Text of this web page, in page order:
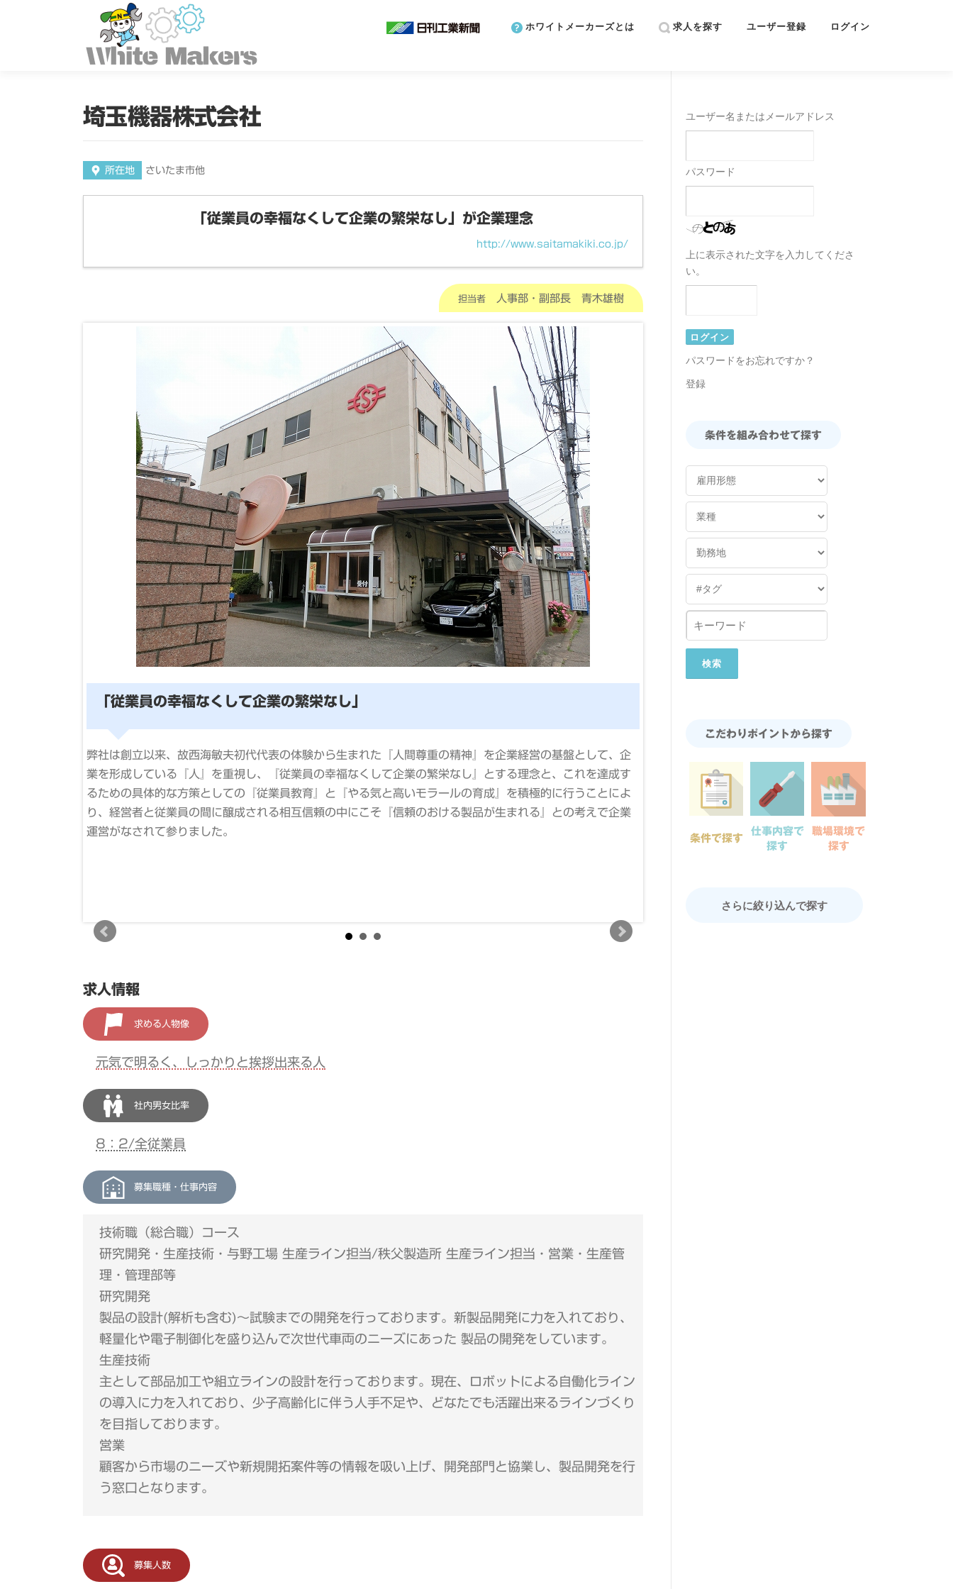
ホワイトメーカーズとは 求人を探す ユーザー登録 ログイン
埼玉機器株式会社
所在地 さいたま市他
「従業員の幸福なくして企業の繁栄なし」が企業理念
http://www.saitamakiki.co.jp/
担当者 人事部・副部長 青木雄樹
「従業員の幸福なくして企業の繁栄なし」
弊社は創立以来、故西海敏夫初代代表の体験から生まれた『人間尊重の精神』を企業経営の基盤として、企
業を形成している『人』を重視し、『従業員の幸福なくして企業の繁栄なし』とする理念と、これを達成す
るための具体的な方策としての『従業員教育』と『やる気と高いモラールの育成』を積極的に行うことによ
り、経営者と従業員の間に醸成される相互信頼の中にこそ『信頼のおける製品が生まれる』との考えで企業
運営がなされて参りました。
重要保安部品製造
ものづくりにこだわりブレーキ、ステアリング、サスペン
道車両機器の分野まで積極的に市場進出を行ってきました。
行っております。
求人情報
求める人物像
元気で明るく、しっかりと挨拶出来る人
社内男女比率
8：2/全従業員
募集職種・仕事内容
技術職（総合職）コース
研究開発・生産技術・与野工場 生産ライン担当/秩父製造所 生産ライン担当・営業・生産管
理・管理部等
研究開発
製品の設計(解析も含む)～試験までの開発を行っております。新製品開発に力を入れており、
軽量化や電子制御化を盛り込んで次世代車両のニーズにあった 製品の開発をしています。
生産技術
主として部品加工や組立ラインの設計を行っております。現在、ロボットによる自働化ライン
の導入に力を入れており、少子高齢化に伴う人手不足や、どなたでも活躍出来るラインづくり
を目指しております。
営業
顧客から市場のニーズや新規開拓案件等の情報を吸い上げ、開発部門と協業し、製品開発を行
う窓口となります。
募集人数
ユーザー名またはメールアドレス
パスワード
上に表示された文字を入力してくださ
い。
パスワードをお忘れですか？
登録
条件を組み合わせて探す
こだわりポイントから探す
条件で探す
仕事内容で
探す
職場環境で
探す
さらに絞り込んで探す